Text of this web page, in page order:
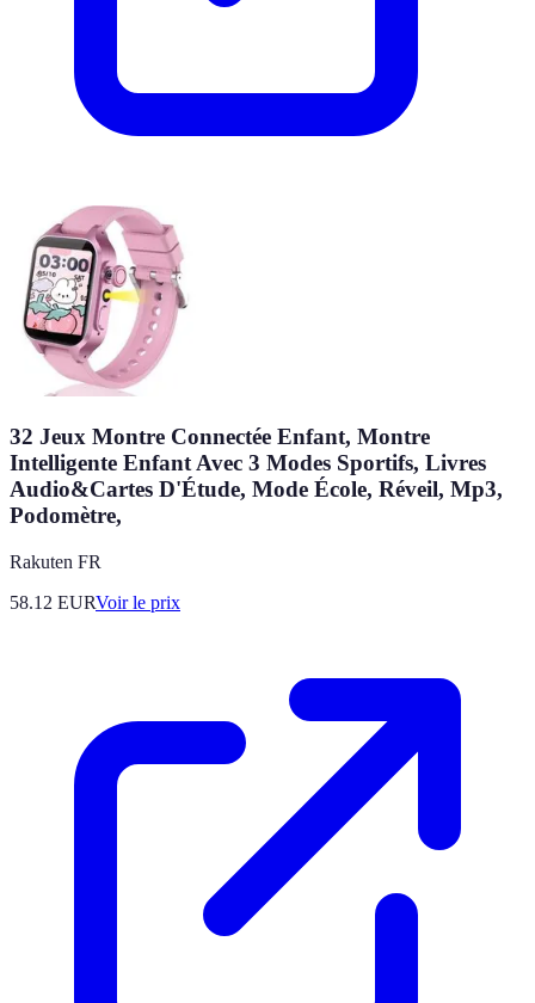
32 Jeux Montre Connectée Enfant, Montre
Intelligente Enfant Avec 3 Modes Sportifs, Livres
Audio&Cartes D'Étude, Mode École, Réveil, Mp3,
Podomètre,
Rakuten FR
58.12 EURVoir le prix